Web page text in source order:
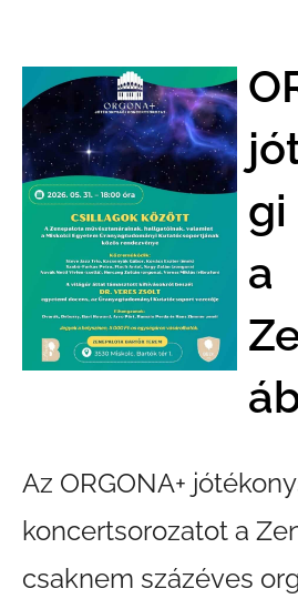
gi
a
Az ORGONA+
koncertsorozatot a
csaknem százéves